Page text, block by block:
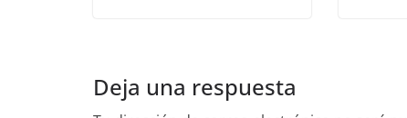
Deja una respuesta